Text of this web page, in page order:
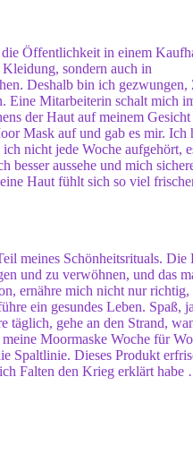
Öffentlichkeit in einem
sondern auch in
Deshalb bin ich gezwungen,
Eine Mitarbeiterin schalt mich
der Haut auf meinem
Mask auf und gab es mir. Ich
nicht jede Woche aufgehört,
besser aussehe und mich
Haut fühlt sich so viel
meines Schönheitsrituals. Die
und zu verwöhnen, und das
ernähre mich nicht nur richtig,
ein gesundes Leben. Spaß,
täglich, gehe an den Strand,
Moormaske Woche für
Spaltlinie. Dieses Produkt
Falten den Krieg erklärt